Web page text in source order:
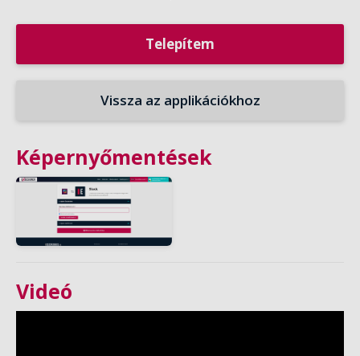
Telepítem
Vissza az applikációkhoz
Képernyőmentések
Videó